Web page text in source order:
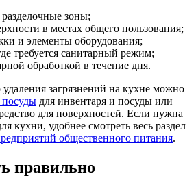
зоны;
в местах общего пользования;
и элементы оборудования;
требуется санитарный режим;
обработкой в течение дня.
загрязнений на кухне можно
посуды для инвентаря и посуды или
для поверхностей. Если нужна
кухни, удобнее смотреть весь раздел
общественного питания.
правильно